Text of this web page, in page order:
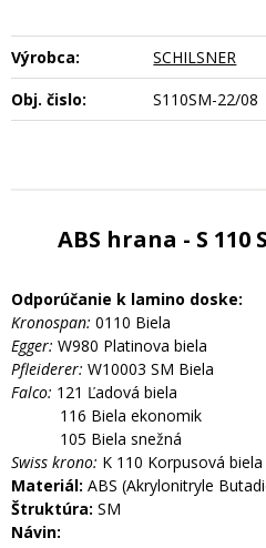
Výrobca:
SCHILSNER
Obj. čislo:
S110SM-22/08
ABS hrana - S
Odporúčanie k lamino doske:
Kronospan: 0110 Biela
Egger: W980 Platinova biela
Pfleiderer: W10003 SM Biela
Falco: 121 Ľadová biela
116 Biela ekonomik
105 Biela snežná
Swiss krono: K 110 Korpusová biela
Materiál: ABS (Akrylonitryle
Štruktúra: SM
Návin: